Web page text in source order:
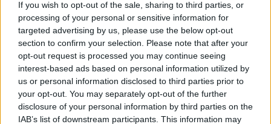
If you wish to opt-out of the sale, sharing to third parties, or
processing of your personal or sensitive information for
targeted advertising by us, please use the below opt-out
section to confirm your selection. Please note that after your
opt-out request is processed you may continue seeing
interest-based ads based on personal information utilized by
us or personal information disclosed to third parties prior to
your opt-out. You may separately opt-out of the further
disclosure of your personal information by third parties on the
IAB’s list of downstream participants. This information may